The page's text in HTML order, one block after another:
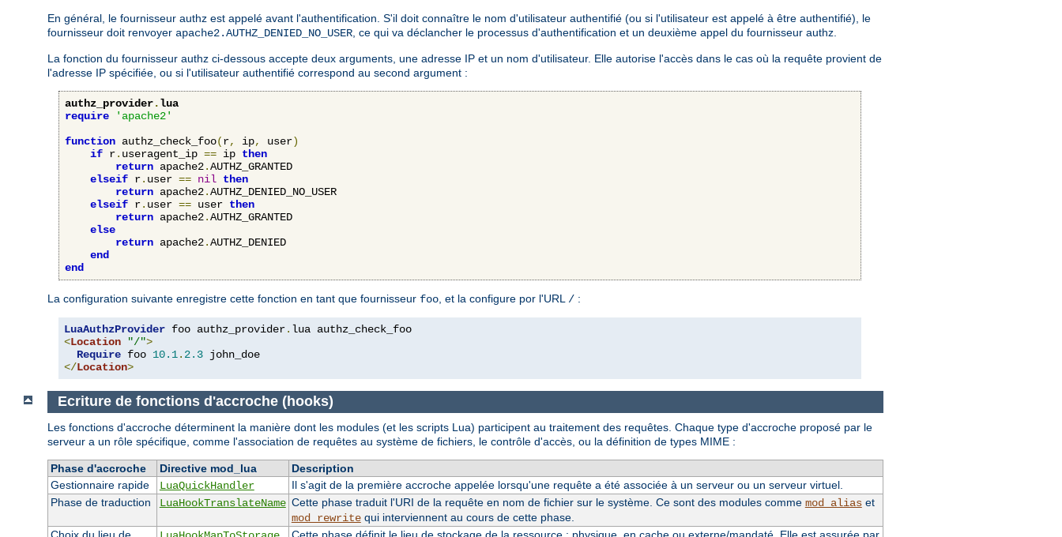
En général, le fournisseur authz est appelé avant l'authentification. S'il doit connaître le nom d'utilisateur authentifié (ou si l'utilisateur est appelé à être authentifié), le
fournisseur doit renvoyer apache2.AUTHZ_DENIED_NO_USER , ce qui va déclancher le processus d'authentification et un deuxième appel du fournisseur authz.
La fonction du fournisseur authz ci-dessous accepte deux arguments, une adresse IP et un nom d'utilisateur. Elle autorise l'accès dans le cas où la requête provient de
l'adresse IP spécifiée, ou si l'utilisateur authentifié correspond au second argument :
authz_provider.lua
require
'apache2'
function authz_check_foo(r, ip, user)
if r. useragent_ip == ip then
return apache2.AUTHZ_GRANTED
elseif r. user == nil then
return apache2.AUTHZ_DENIED_NO_USER
elseif r. user == user then
return apache2.AUTHZ_GRANTED
else
return apache2.AUTHZ_DENIED
end
end
La configuration suivante enregistre cette fonction en tant que fournisseur foo , et la configure por l'URL / :
LuaAuthzProvider foo authz_provider.
<Location "/">
Require foo 10.1. 2.3
</Location>
Ecriture de fonctions d'accroche (hooks)
Les fonctions d'accroche déterminent la manière dont les modules (et les scripts Lua) participent au traitement des requêtes. Chaque type d'accroche proposé par le
serveur a un rôle spécifique, comme l'association de requêtes au système de fichiers, le contrôle d'accès, ou la définition de types MIME :
Phase d'accroche Directive mod_lua
Description
Gestionnaire rapide
LuaQuickHandler
Il s'agit de la première accroche appelée lorsqu'une requête a été associée à un serveur ou un serveur virtuel.
Phase de traduction
LuaHookTranslateName Cette phase traduit l'URI de la requête en nom de fichier sur le système. Ce sont des modules comme mod_aliaset
mod_rewritequi interviennent au cours de cette phase.